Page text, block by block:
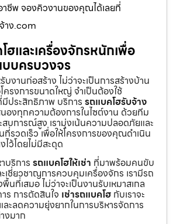
ชีพ จองคิวงานของคุณได้เลยที่
าง.com
ฮและเครื่องจักรหนักเพื่อ
บครบวงจร
งานก่อสร้าง ไม่ว่าจะเป็นการสร้างบ้าน
รงการขนาดใหญ่ จำเป็นต้องใช้
ประสิทธิภาพ บริการ รถแบคโฮรับจ้าง
องทุกความต้องการในไซต์งาน ด้วยทีม
บการณ์สูง เรามุ่งเน้นความปลอดภัยและ
รวดเร็ว เพื่อให้โครงการของคุณดำเนิน
ว้โดยไม่มีสะดุด
บริการ รถแบคโฮให้เช่า ที่มาพร้อมคนขับ
เชี่ยวชาญการควบคุมเครื่องจักร เรามีรถ
ที่เสมอ ไม่ว่าจะเป็นงานรับเหมาสเกล
ร การตัดสินใจ เช่ารถแบคโฮ กับเราจะ
ะลดความยุ่งยากในการบริหารจัดการ
งมาก